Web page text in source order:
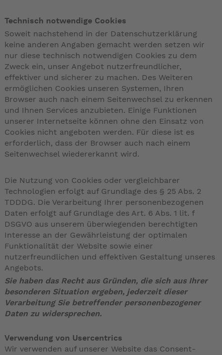
Technisch notwendige Cookies
Soweit nachstehend in der Datenschutzerklärung
keine anderen Angaben gemacht werden setzen wir
nur diese technisch notwendigen Cookies zu dem
Zweck ein, unser Angebot nutzerfreundlicher,
effektiver und sicherer zu machen. Des Weiteren
ermöglichen Cookies unseren Systemen, Ihren
Browser auch nach einem Seitenwechsel zu erkennen
und Ihnen Services anzubieten. Einige Funktionen
unserer Internetseite können ohne den Einsatz von
Cookies nicht angeboten werden. Für diese ist es
erforderlich, dass der Browser auch nach einem
Seitenwechsel wiedererkannt wird.
Die Nutzung von Cookies oder vergleichbarer
Technologien erfolgt auf Grundlage des § 25 Abs. 2
TDDDG. Die Verarbeitung Ihrer personenbezogenen
Daten erfolgt auf Grundlage des Art. 6 Abs. 1 lit. f
DSGVO aus unserem überwiegenden berechtigten
Interesse an der Gewährleistung der optimalen
Funktionalität der Website sowie einer
nutzerfreundlichen und effektiven Gestaltung unseres
Angebots.
Sie haben das Recht aus Gründen, die sich aus Ihrer
besonderen Situation ergeben, jederzeit dieser
Verarbeitung Sie betreffender personenbezogener
Daten zu widersprechen.
Verwendung von Usercentrics
Wir verwenden auf unserer Website das Consent-